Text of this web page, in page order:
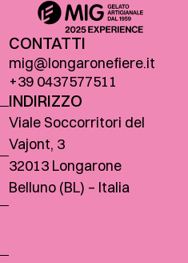
CONTATTI
mig@longaronefiere.it
+39 0437577511
INDIRIZZO
Viale Soccorritori del
Vajont, 3
32013 Longarone
Belluno (BL) – Italia